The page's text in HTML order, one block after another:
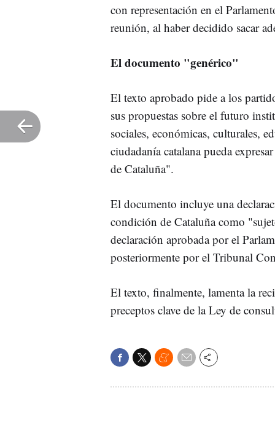
con representación en el
reunión, al haber decidido sacar
El documento "genérico"
El texto aprobado pide a los
sus propuestas sobre el futuro
sociales, económicas, culturales,
ciudadanía catalana pueda
de Cataluña".
El documento incluye una
condición de Cataluña como
declaración aprobada por el
posteriormente por el Tribunal
El texto, finalmente, lamenta la
preceptos clave de la Ley de